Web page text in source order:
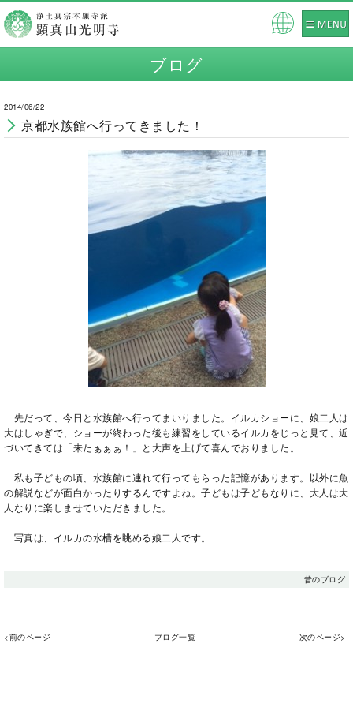
ブログ
2014/06/22
京都水族館へ行ってきました！
先だって、今日と水族館へ行ってまいりました。イルカショーに、娘二人は
大はしゃぎで、ショーが終わった後も練習をしているイルカをじっと見て、近
づいてきては「来たぁぁぁ！」と大声を上げて喜んでおりました。
私も子どもの頃、水族館に連れて行ってもらった記憶があります。以外に魚
の解説などが面白かったりするんですよね。子どもは子どもなりに、大人は大
人なりに楽しませていただきました。
写真は、イルカの水槽を眺める娘二人です。
昔のブログ
<前のページ ブログ一覧 次のページ>